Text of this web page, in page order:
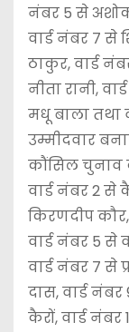
नंबर 5 से
वार्ड नंबर 7 से
ठाकुर, वार्ड
नीता रानी,
मधू बाला तथा
उम्मीदवार
कौंसिल चुनाव
वार्ड नंबर 2 से
किरणदीप
वार्ड नंबर 5 से
वार्ड नंबर 7 से
दास, वार्ड
कैरों, वार्ड नंबर